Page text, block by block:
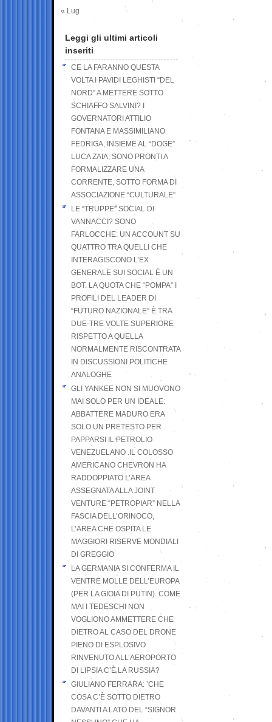
« Lug
Leggi gli ultimi articoli
inseriti
CE LA FARANNO QUESTA
VOLTA I PAVIDI LEGHISTI “DEL
NORD” A METTERE SOTTO
SCHIAFFO SALVINI? I
GOVERNATORI ATTILIO
FONTANA E MASSIMILIANO
FEDRIGA, INSIEME AL “DOGE”
LUCA ZAIA, SONO PRONTI A
FORMALIZZARE UNA
CORRENTE, SOTTO FORMA DI
ASSOCIAZIONE “CULTURALE”
LE “TRUPPE” SOCIAL DI
VANNACCI? SONO
FARLOCCHE: UN ACCOUNT SU
QUATTRO TRA QUELLI CHE
INTERAGISCONO L’EX
GENERALE SUI SOCIAL È UN
BOT. LA QUOTA CHE “POMPA” I
PROFILI DEL LEADER DI
“FUTURO NAZIONALE” È TRA
DUE-TRE VOLTE SUPERIORE
RISPETTO A QUELLA
NORMALMENTE RISCONTRATA
IN DISCUSSIONI POLITICHE
ANALOGHE
GLI YANKEE NON SI MUOVONO
MAI SOLO PER UN IDEALE:
ABBATTERE MADURO ERA
SOLO UN PRETESTO PER
PAPPARSI IL PETROLIO
VENEZUELANO .IL COLOSSO
AMERICANO CHEVRON HA
RADDOPPIATO L’AREA
ASSEGNATA ALLA JOINT
VENTURE “PETROPIAR” NELLA
FASCIA DELL’ORINOCO,
L’AREA CHE OSPITA LE
MAGGIORI RISERVE MONDIALI
DI GREGGIO
LA GERMANIA SI CONFERMA IL
VENTRE MOLLE DELL’EUROPA
(PER LA GIOIA DI PUTIN). COME
MAI I TEDESCHI NON
VOGLIONO AMMETTERE CHE
DIETRO AL CASO DEL DRONE
PIENO DI ESPLOSIVO
RINVENUTO ALL’AEROPORTO
DI LIPSIA C’È LA RUSSIA?
GIULIANO FERRARA: ’CHE
COSA C’È SOTTO DIETRO
DAVANTI A LATO DEL “SIGNOR